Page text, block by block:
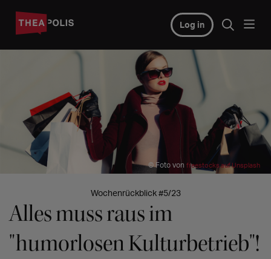
Log in
© Foto von freestocks auf Unsplash
Wochenrückblick #5/23
Alles muss raus im
"humorlosen Kulturbetrieb"!